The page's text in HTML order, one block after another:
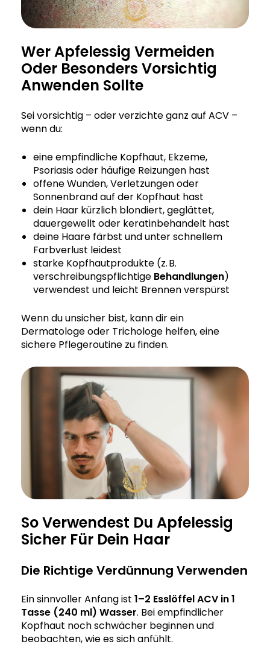
Wer Apfelessig Vermeiden
Oder Besonders Vorsichtig
Anwenden Sollte
Sei vorsichtig – oder verzichte ganz auf ACV –
wenn du:
eine empfindliche Kopfhaut, Ekzeme,
Psoriasis oder häufige Reizungen hast
offene Wunden, Verletzungen oder
Sonnenbrand auf der Kopfhaut hast
dein Haar kürzlich blondiert, geglättet,
dauergewellt oder keratinbehandelt hast
deine Haare färbst und unter schnellem
Farbverlust leidest
starke Kopfhautprodukte (z. B.
verschreibungspflichtige Behandlungen)
verwendest und leicht Brennen verspürst
Wenn du unsicher bist, kann dir ein
Dermatologe oder Trichologe helfen, eine
sichere Pflegeroutine zu finden.
So Verwendest Du Apfelessig
Sicher Für Dein Haar
Die Richtige Verdünnung Verwenden
Ein sinnvoller Anfang ist 1–2 Esslöffel ACV in 1
Tasse (240 ml) Wasser. Bei empfindlicher
Kopfhaut noch schwächer beginnen und
beobachten, wie es sich anfühlt.